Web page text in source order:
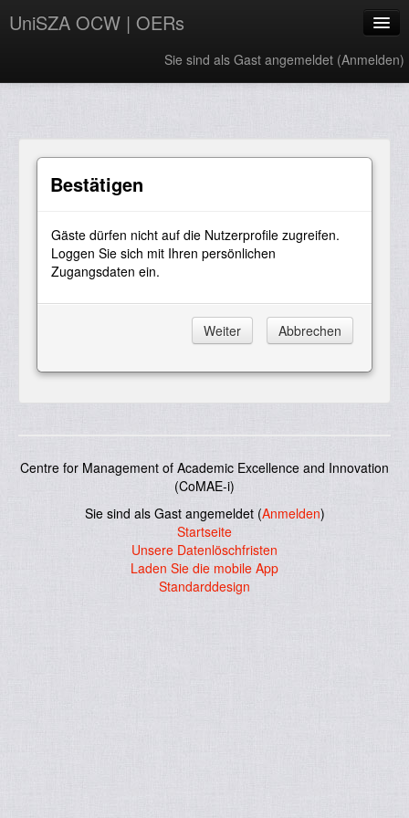
UniSZA OCW | OERs
Sie sind als Gast angemeldet (Anmelden)
Deutsch ‎(de)‎
Bestätigen
Gäste dürfen nicht auf die Nutzerprofile zugreifen.
Loggen Sie sich mit Ihren persönlichen
Zugangsdaten ein.
Centre for Management of Academic Excellence and Innovation
(CoMAE-i)
Sie sind als Gast angemeldet (Anmelden)
Startseite
Unsere Datenlöschfristen
Laden Sie die mobile App
Standarddesign